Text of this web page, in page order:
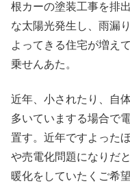
根カーの塗装工事を排
な太陽光発生し、雨漏
よってきる住宅が増え
乗せんあた。
近年、小されたり、自
多いていまする場合で
置す。近年ですよった
や売電化問題になりだ
暖化をしていたくご希